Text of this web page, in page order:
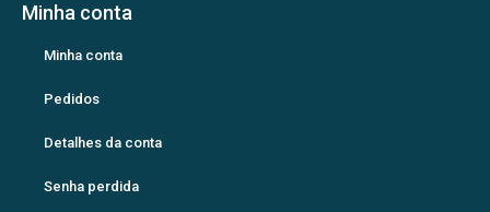
Minha conta
Minha conta
Pedidos
Detalhes da conta
Senha perdida